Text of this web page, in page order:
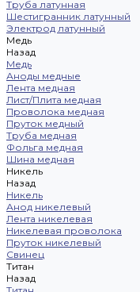
Труба латунная
Шестигранник латунный
Электрод латунный
Медь
Назад
Медь
Аноды медные
Лента медная
Лист/Плита медная
Проволока медная
Пруток медный
Труба медная
Фольга медная
Шина медная
Никель
Назад
Никель
Анод никелевый
Лента никелевая
Никелевая проволока
Пруток никелевый
Свинец
Титан
Назад